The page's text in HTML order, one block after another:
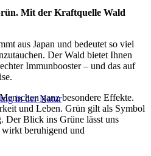
in der Natur
Mit der Kraftquelle Wald
aus Japan und bedeutet so viel
Der Wald bietet Ihnen
Immunbooster – und das auf
ganz besondere Effekte.
und Leben. Grün gilt als Symbol
Der Blick ins Grüne lässt uns
beruhigend und